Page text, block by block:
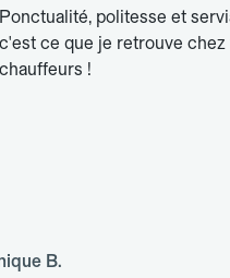
Ponctualité, politesse et
c'est ce que je retrouve chez
chauffeurs !
B.